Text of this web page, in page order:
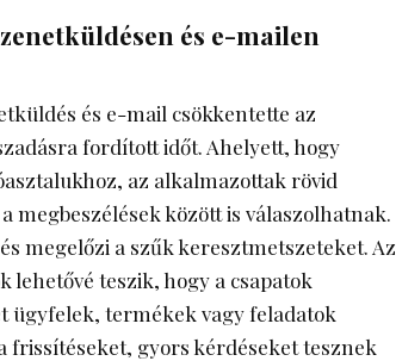
és e-mailen
és e-mail csökkentette az
fordított időt. Ahelyett, hogy
az alkalmazottak rövid
megbeszélések között is válaszolhatnak.
megelőzi a szűk keresztmetszeteket. Az
teszik, hogy a csapatok
ügyfelek, termékek vagy feladatok
frissítéseket, gyors kérdéseket tesznek